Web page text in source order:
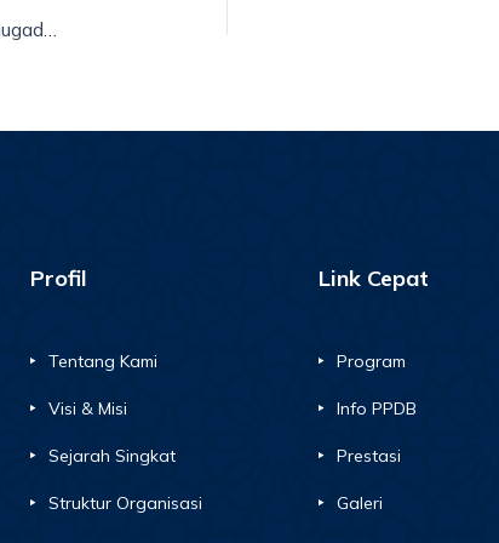
PSM: Sarana tingkatkan spiritualitas dan sosial siswa mugadeta
Profil
Tentang Kami
Visi & Misi
Sejarah Singkat
Struktur Organisasi
Link Cepat
Program
Info PPDB
Prestasi
Galeri